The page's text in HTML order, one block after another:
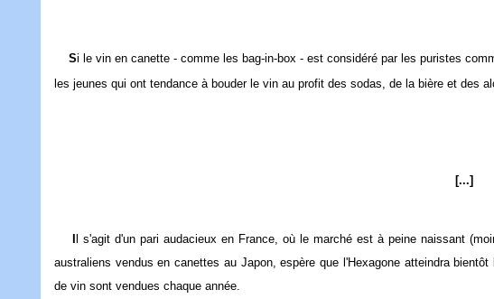
Si le vin en canette - comme les bag-in-box - est considéré par les puristes
les jeunes qui ont tendance à bouder le vin au profit des sodas, de la bière et des
[...]
l s'agit d'un pari audacieux en France, où le marché est à peine naissant
australiens vendus en canettes au Japon, espère que l'Hexagone atteindra
de vin sont vendues chaque année.